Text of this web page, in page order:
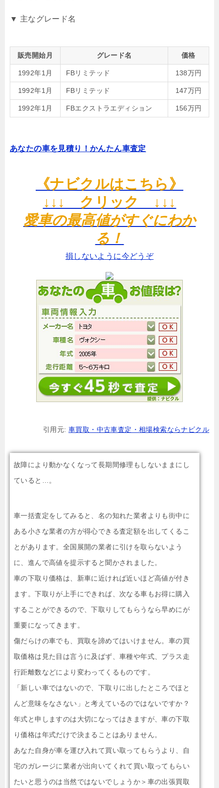
▼ 主なグレード名
販売開始月 グレード名 価格
1992年1月 FBリミテッド 138万円
1992年1月 FBリミテッド 147万円
1992年1月 FBエクストラエディション 156万円
あなたの車を見積り！かんたん車査定
《ナビクルはこちら》
↓↓↓ クリック ↓↓↓
愛車の最高値がすぐにわか
る！
損しないように今どうぞ
引用元: 車買取・中古車査定・相場検索ならナビクル
故障により動かなくなって長期間修理もしないままにし
ていると…。
車一括査定をしてみると、名の知れた業者よりも街中に
ある小さな業者の方が得心できる査定額を出してくるこ
とがあります。全国展開の業者に引けを取らないよう
に、進んで高値を提示すると聞かされました。
車の下取り価格は、新車に近ければ近いほど高値が付き
ます。下取りが上手にできれば、次なる車もお得に購入
することができるので、下取りしてもらうなら早めにが
重要になってきます。
傷だらけの車でも、買取を諦めてはいけません。車の買
取価格は見た目は言うに及ばず、車種や年式、プラス走
行距離数などにより変わってくるものです。
「新しい車ではないので、下取りに出したところでほと
んど意味をなさない」と考えているのではないですか？
年式と申しますのは大切になってはきますが、車の下取
り価格は年式だけで決まることはありません。
あなた自身が車を運び入れて買い取ってもらうより、自
宅のガレージに業者が出向いてくれて買い取ってもらい
たいと思うのは当然ではないでしょうか＞車の出張買取